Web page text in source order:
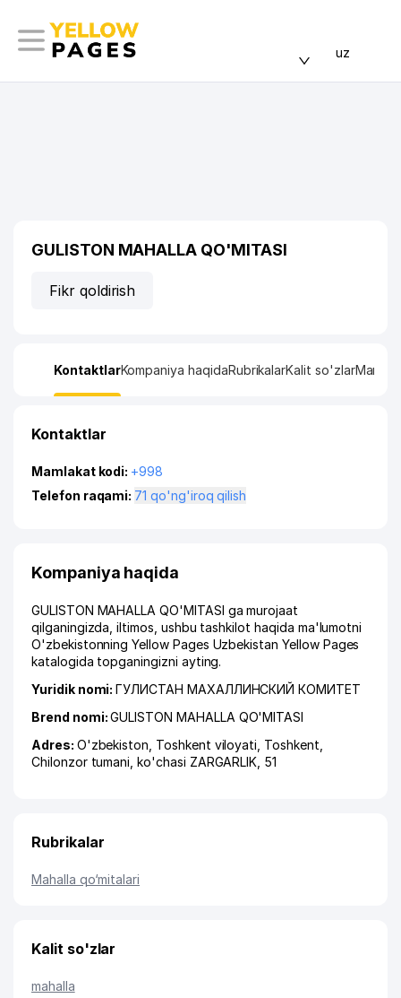
uz
GULISTON MAHALLA QO'MITASI
Fikr qoldirish
KontaktlarKompaniya haqidaRubrikalarKalit so'zlarManzil
Kontaktlar
Mamlakat kodi: +998
Telefon raqami:
71 qo'ng'iroq qilish
Kompaniya haqida
GULISTON MAHALLA QO'MITASI ga murojaat
qilganingizda, iltimos, ushbu tashkilot haqida ma'lumotni
O'zbekistonning Yellow Pages Uzbekistan Yellow Pages
katalogida topganingizni ayting.
Yuridik nomi:ГУЛИСТАН МАХАЛЛИНСКИЙ КОМИТЕТ
Brend nomi:GULISTON MAHALLA QO'MITASI
Adres: O'zbekiston, Toshkent viloyati Toshkent
Chilonzor tumani ,ko'chasi ZARGARLIK , 51
Rubrikalar
Mahalla qo‘mitalari
Kalit so'zlar
mahalla